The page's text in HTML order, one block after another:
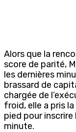
Alors que la
score de parité,
les dernières
brassard de
chargée de
froid, elle a pris
pied pour
minute.